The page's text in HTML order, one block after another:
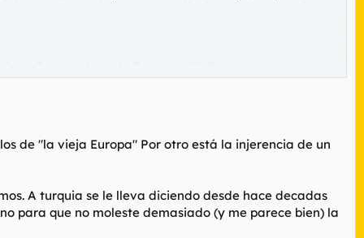
de Turquía a la Unión Europea (UE). Este punto ha sido uno
Nicolas Sarkozy, ha mostrado inmediatamente su
que ha quedado patente cuando el presidente francés,
tratándose de la UE, corresponde a los Estados miembros
de "la vieja Europa" Por otro está la injerencia de un
A turquia se le lleva diciendo desde hace decadas
para que no moleste demasiado (y me parece bien) la